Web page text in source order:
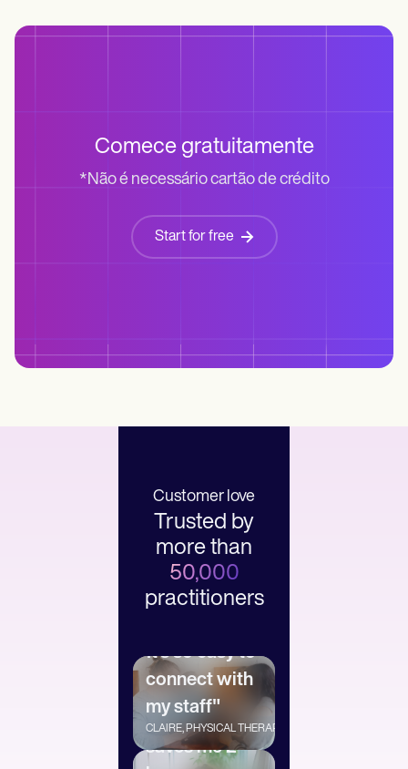
Comece gratuitamente
*Não é necessário cartão de crédito
Start for free
Customer love
Trusted by
more than
50,000
practitioners
"It’s so easy to
connect with
my staff"
CLAIRE, PHYSICAL THERAPIST
"Carepatron
saves me 2